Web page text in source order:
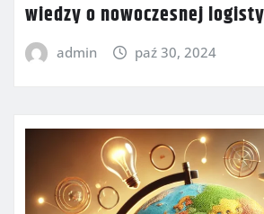
wiedzy o nowoczesnej
admin paź 30, 2024